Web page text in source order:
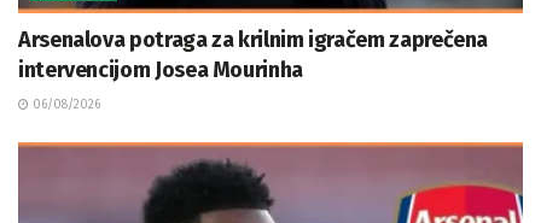
Arsenalova potraga za krilnim igračem zaprečena
intervencijom Josea Mourinha
06/08/2026